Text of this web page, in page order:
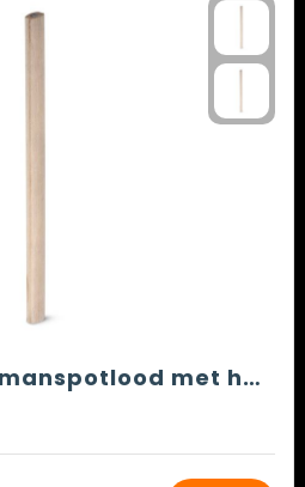
GRAFIT. Timmermanspotlood met hardheid HB